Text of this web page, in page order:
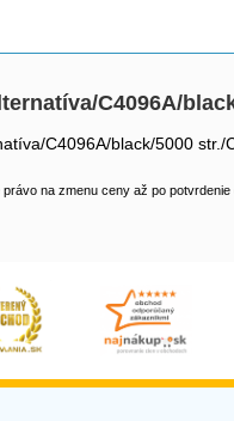
C4096A/
C4096A/black/5000
na zmenu ceny až po